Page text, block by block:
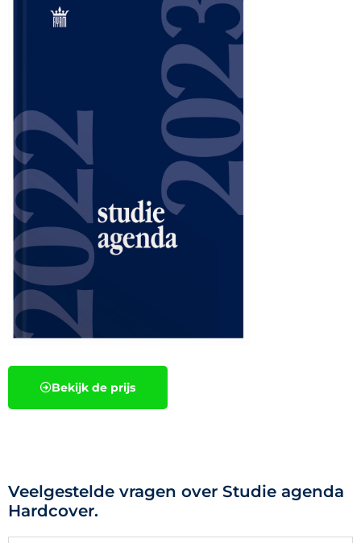
Bekijk de prijs
Veelgestelde vragen over Studie agenda
Hardcover.